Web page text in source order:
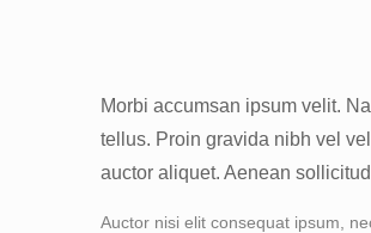
Morbi accumsan ipsum velit.
tellus. Proin gravida nibh vel
auctor aliquet. Aenean
Auctor nisi elit consequat ipsum,